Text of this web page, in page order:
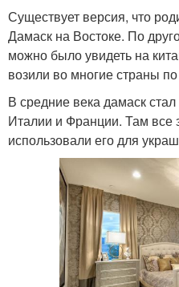
Существует версия, что
Дамаск на Востоке. По
можно было увидеть на
возили во многие страны
В средние века дамаск
Италии и Франции. Там все
использовали его для